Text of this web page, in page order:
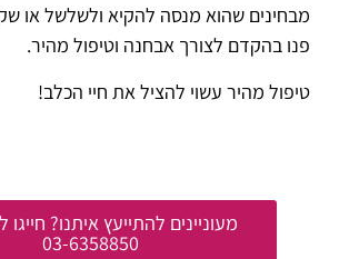
מבחינים שהוא מנסה להקיא ולשלשל או
פנו בהקדם לצורך אבחנה וטיפול מהיר.
טיפול מהיר עשוי להציל את חיי הכלב!
מעוניינים להתייעץ איתנו?
03-6358850